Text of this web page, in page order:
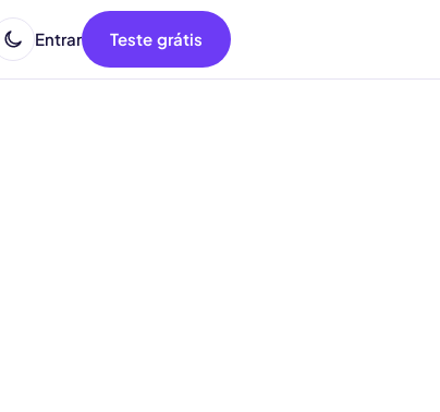
Entrar Teste grátis